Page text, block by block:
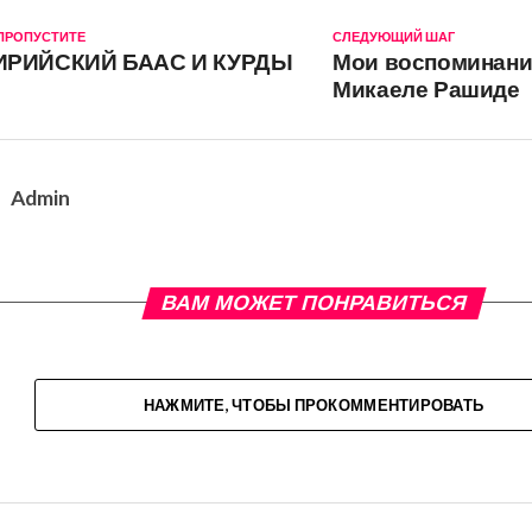
СЛЕДУЮЩИЙ ШАГ
Мои
Микаеле Рашиде
БААС И КУРДЫ
Admin
ВАМ МОЖЕТ ПОНРАВИТЬСЯ
НАЖМИТЕ, ЧТОБЫ ПРОКОММЕНТИРОВАТЬ